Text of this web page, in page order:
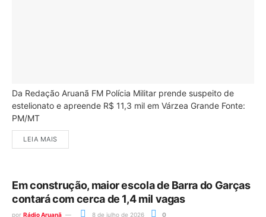
Da Redação Aruanã FM Polícia Militar prende suspeito de
estelionato e apreende R$ 11,3 mil em Várzea Grande Fonte:
PM/MT
LEIA MAIS
Em construção, maior escola de Barra do Garças
contará com cerca de 1,4 mil vagas
por Rádio Aruanã 8 de julho de 2026 0